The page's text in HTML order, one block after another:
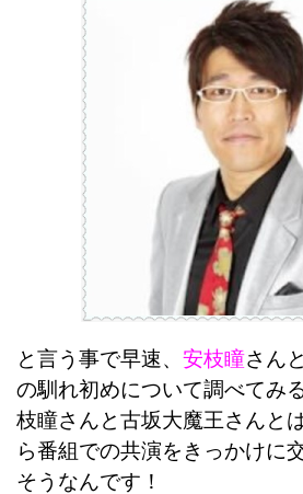
と言う事で早速、 安枝瞳さんと
の馴れ初めについて調べてみ
枝瞳さんと古坂大魔王さんと
ら番組での共演をきっかけに
そうなんです！